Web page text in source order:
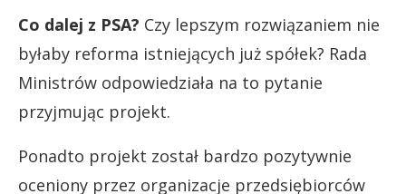
Co dalej z PSA? Czy lepszym rozwiązaniem nie
byłaby reforma istniejących już spółek? Rada
Ministrów odpowiedziała na to pytanie
przyjmując projekt.
Ponadto projekt został bardzo pozytywnie
oceniony przez organizacje przedsiębiorców